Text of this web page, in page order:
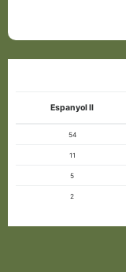
Espanyol II
54
11
5
2